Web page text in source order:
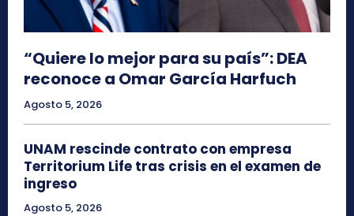
“Quiere lo mejor para su país”: DEA
reconoce a Omar García Harfuch
Agosto 5, 2026
UNAM rescinde contrato con empresa
Territorium Life tras crisis en el examen de
ingreso
Agosto 5, 2026